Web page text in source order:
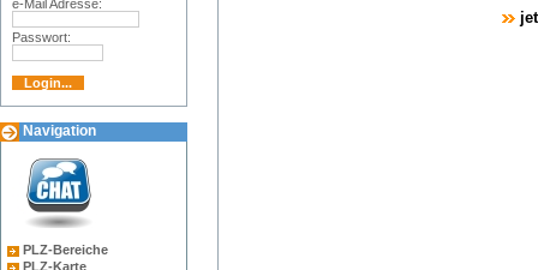
e-Mail Adresse:
Passwort:
Navigation
PLZ-Bereiche
PLZ-Karte